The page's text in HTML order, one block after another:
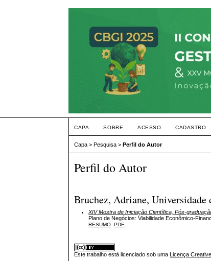
CAPA SOBRE ACESSO CADASTRO
Capa >Pesquisa >Perfil do Autor
Perfil do Autor
Bruchez, Adriane, Universidade
XIV Mostra de Iniciação Científica, Pós-
Plano de Negócios: Viabilidade Econômico-
RESUMO PDF
Este trabalho está licenciado sob uma Licença